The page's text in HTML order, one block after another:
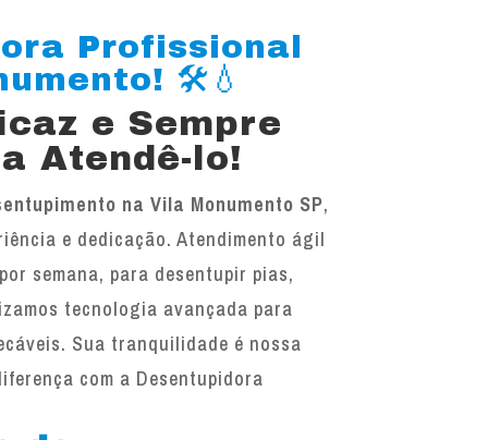
Profissional
🛠️💧
e Sempre
Atendê-lo!
na Vila Monumento SP,
e dedicação. Atendimento ágil
semana, para desentupir pias,
tecnologia avançada para
Sua tranquilidade é nossa
com a Desentupidora